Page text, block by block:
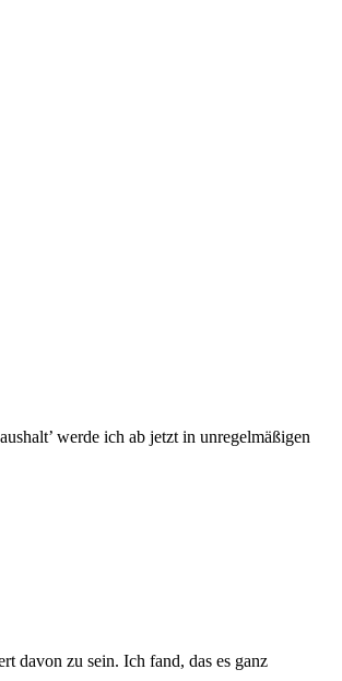
werde ich ab jetzt in unregelmäßigen
davon zu sein. Ich fand, das es ganz